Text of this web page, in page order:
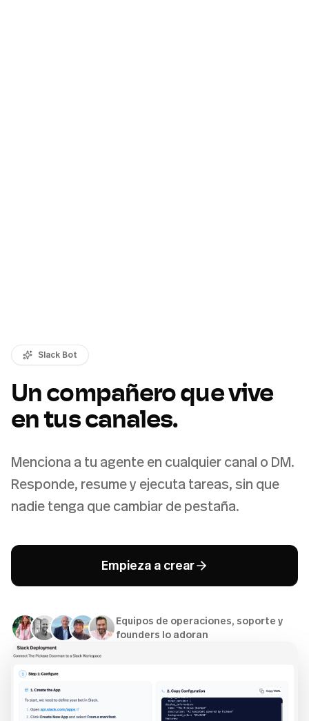
Slack Bot
Un compañero que vive
en tus canales.
Menciona a tu agente en cualquier canal o DM.
Responde, resume y ejecuta tareas, sin que
nadie tenga que cambiar de pestaña.
Empieza a crear
Equipos de operaciones, soporte y
founders lo adoran